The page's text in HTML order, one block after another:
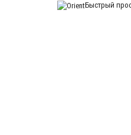
Быстрый